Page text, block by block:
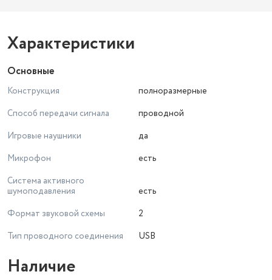
Характеристики
Основные
Конструкция
полноразмерные
Способ передачи сигнала
проводной
Игровые наушники
да
Микрофон
есть
Система активного
шумоподавления
есть
Формат звуковой схемы
2
Тип проводного соединения
USB
Наличие